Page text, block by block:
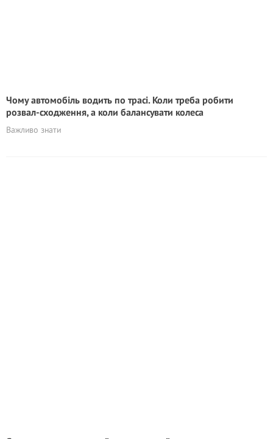
Чому автомобіль водить по трасі. Коли треба робити
розвал-сходження, а коли балансувати колеса
Важливо знати